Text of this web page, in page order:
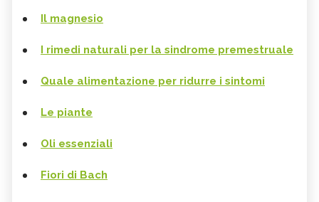
Il magnesio
I rimedi naturali per la sindrome premestruale
Quale alimentazione per ridurre i sintomi
Le piante
Oli essenziali
Fiori di Bach